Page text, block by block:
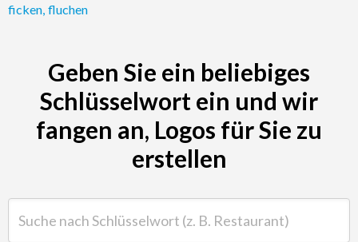
ficken fluchen
Geben Sie ein beliebiges
Schlüsselwort ein und wir
fangen an, Logos für Sie zu
erstellen